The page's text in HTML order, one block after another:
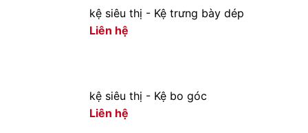
kệ siêu thị - Kệ trưng bày dép
Liên hệ
kệ siêu thị - Kệ bo góc
Liên hệ